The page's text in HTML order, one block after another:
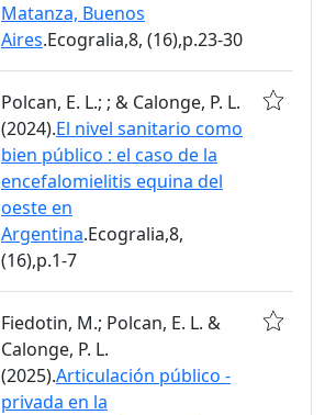
Matanza, Buenos
Aires.Ecogralia,8, (16),p.23-30
Polcan, E. L.; ; & Calonge, P. L.
(2024).El nivel sanitario como
bien público : el caso de la
encefalomielitis equina del
oeste en
Argentina.Ecogralia,8,
(16),p.1-7
Fiedotin, M.; Polcan, E. L. &
Calonge, P. L.
(2025).Articulación público -
privada en la